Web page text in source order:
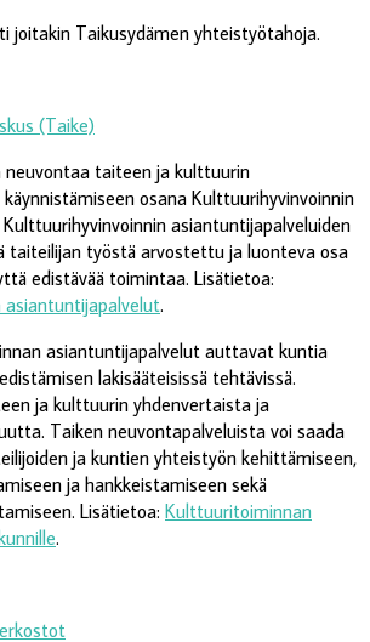
joitakin Taikusydämen yhteistyötahoja.
(Taike)
neuvontaa taiteen ja kulttuurin
osana Kulttuurihyvinvoinnin
asiantuntijapalveluiden
taiteilijan työstä arvostettu ja luonteva osa
edistävää toimintaa. Lisätietoa:
.
asiantuntijapalvelut auttavat kuntia
lakisääteisissä tehtävissä.
ja kulttuurin yhdenvertaista ja
Taiken neuvontapalveluista voi saada
ja kuntien yhteistyön kehittämiseen,
ja hankkeistamiseen sekä
Lisätietoa: Kulttuuritoiminnan
.